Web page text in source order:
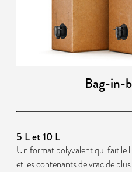
Bag-in-
5 L et 10 L
Un format polyvalent qui fait le
et les contenants de vrac de